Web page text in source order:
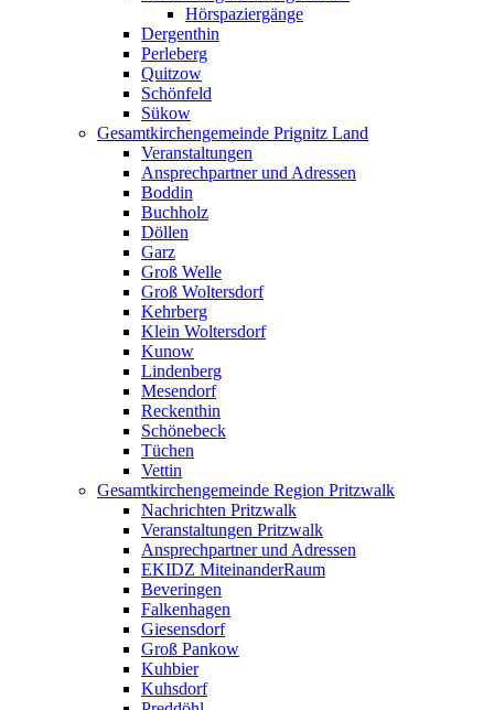
Hörspaziergänge
Dergenthin
Perleberg
Quitzow
Schönfeld
Sükow
Gesamtkirchengemeinde Prignitz Land
Veranstaltungen
Ansprechpartner und Adressen
Boddin
Buchholz
Döllen
Garz
Groß Welle
Groß Woltersdorf
Kehrberg
Klein Woltersdorf
Kunow
Lindenberg
Mesendorf
Reckenthin
Schönebeck
Tüchen
Vettin
Gesamtkirchengemeinde Region Pritzwalk
Nachrichten Pritzwalk
Veranstaltungen Pritzwalk
Ansprechpartner und Adressen
EKIDZ MiteinanderRaum
Beveringen
Falkenhagen
Giesensdorf
Groß Pankow
Kuhbier
Kuhsdorf